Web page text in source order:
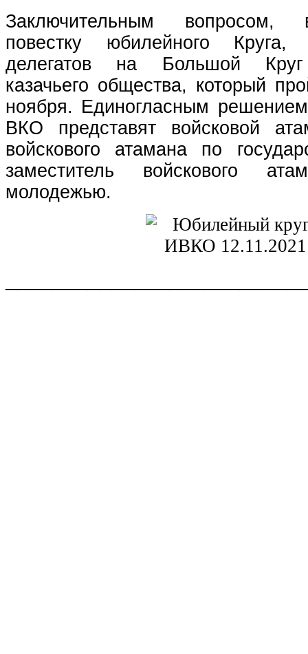
Заключительным вопросом,
повестку юбилейного Круга,
делегатов на Большой Круг
казачьего общества, который
ноября. Единогласным решением
ВКО представят войсковой
войскового атамана по
заместитель войскового
молодежью.